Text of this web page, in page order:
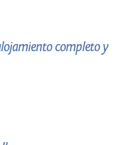
completo y